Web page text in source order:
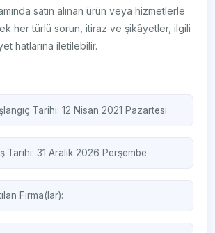
satın alınan ürün veya hizmetlerle
her türlü sorun, itiraz ve şikâyetler, ilgili
hatlarına iletilebilir.
Tarihi: 12 Nisan 2021 Pazartesi
Tarihi: 31 Aralık 2026 Perşembe
Firma(lar):